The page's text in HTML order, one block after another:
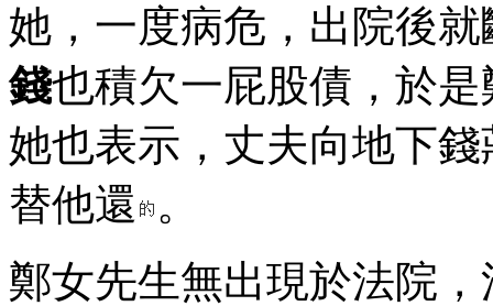
她，一度病危，出院後
錢也積欠一屁股債，於
她也表示，丈夫向地下錢
替他還 。
鄭女先生無出現於法院